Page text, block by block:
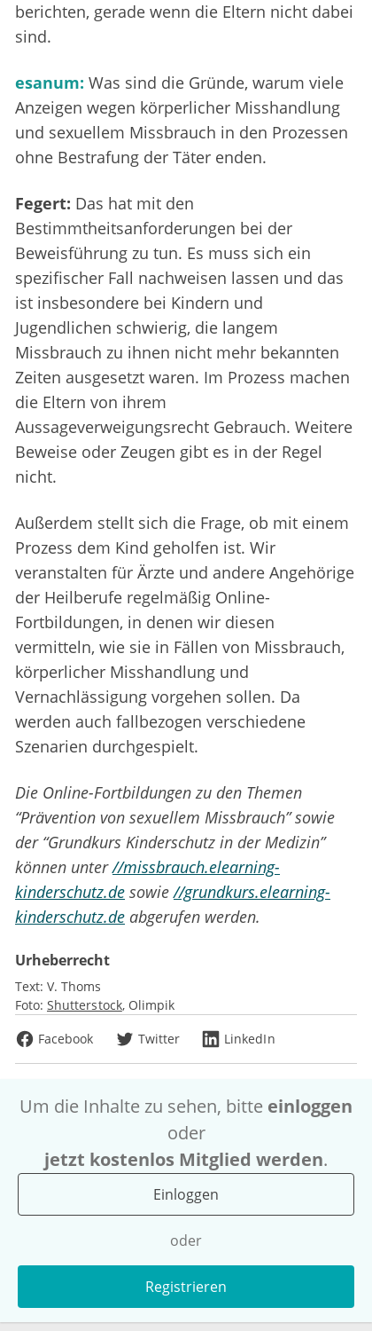
berichten, gerade wenn die Eltern nicht dabei
sind.
esanum: Was sind die Gründe, warum viele
Anzeigen wegen körperlicher Misshandlung
und sexuellem Missbrauch in den Prozessen
ohne Bestrafung der Täter enden.
Fegert: Das hat mit den
Bestimmtheitsanforderungen bei der
Beweisführung zu tun. Es muss sich ein
spezifischer Fall nachweisen lassen und das
ist insbesondere bei Kindern und
Jugendlichen schwierig, die langem
Missbrauch zu ihnen nicht mehr bekannten
Zeiten ausgesetzt waren. Im Prozess machen
die Eltern von ihrem
Aussageverweigungsrecht Gebrauch. Weitere
Beweise oder Zeugen gibt es in der Regel
nicht.
Außerdem stellt sich die Frage, ob mit einem
Prozess dem Kind geholfen ist. Wir
veranstalten für Ärzte und andere Angehörige
der Heilberufe regelmäßig Online-
Fortbildungen, in denen wir diesen
vermitteln, wie sie in Fällen von Missbrauch,
körperlicher Misshandlung und
Vernachlässigung vorgehen sollen. Da
werden auch fallbezogen verschiedene
Szenarien durchgespielt.
Die Online-Fortbildungen zu den Themen
“Prävention von sexuellem Missbrauch” sowie
der “Grundkurs Kinderschutz in der Medizin”
können unter//missbrauch.elearning-
kinderschutz.de sowie//grundkurs.elearning-
kinderschutz.de abgerufen werden.
Urheberrecht
Text: V. Thoms
Foto: Shutterstock Olimpik
Facebook
Twitter LinkedIn
Um die Inhalte zu sehen, bitte einloggen
oder
jetzt kostenlos Mitglied werden.
Einloggen
oder
Registrieren